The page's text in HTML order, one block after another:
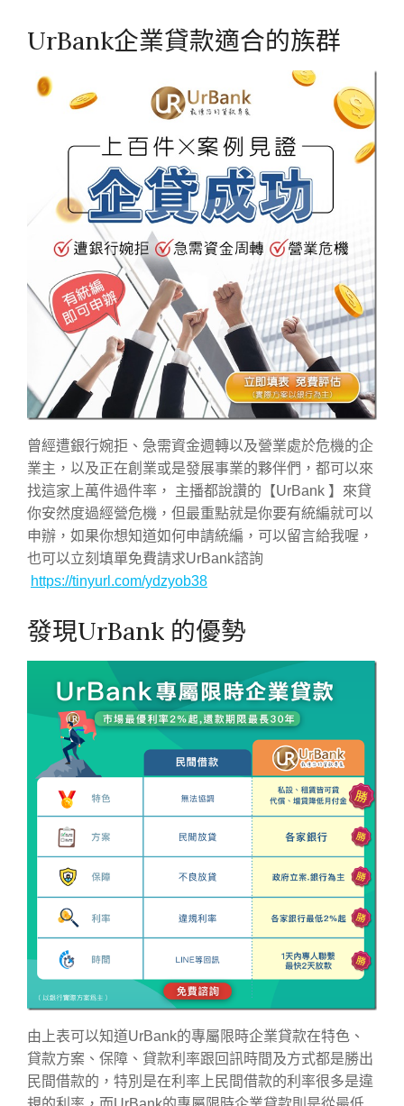
UrBank企業貸款適合的族群
曾經遭銀行婉拒、急需資金週轉以及營業處於危機的企
業主，以及正在創業或是發展事業的夥伴們，都可以來
找這家上萬件過件率， 主播都說讚的【UrBank 】來貸
你安然度過經營危機，但最重點就是你要有統編就可以
申辦，如果你想知道如何申請統編，可以留言給我喔，
也可以立刻填單免費請求UrBank諮詢
https://tinyurl.com/ydzyob38
發現UrBank 的優勢
由上表可以知道UrBank的專屬限時企業貸款在特色、
貸款方案、保障、貸款利率跟回訊時間及方式都是勝出
民間借款的，特別是在利率上民間借款的利率很多是違